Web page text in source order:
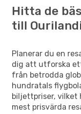
Hitta de
till
Planerar du en
dig att utforska
från betrodda
hundratals
biljettpriser, vilket
mest prisvärda